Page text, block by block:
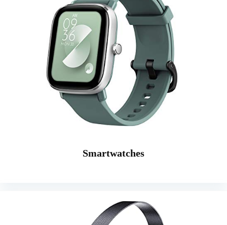
Smartwatches